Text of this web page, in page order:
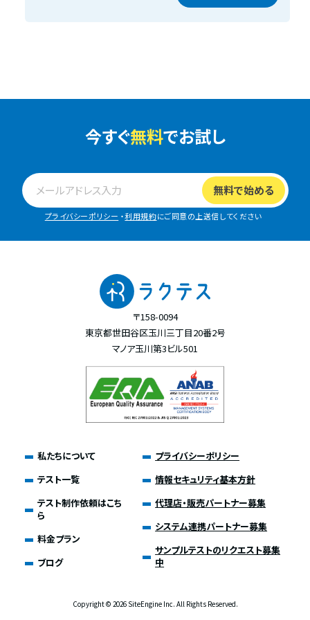
今すぐ無料でお試し
プライバシーポリシー ・利用規約にご同意の上送信してください
〒158-0094
東京都世田谷区玉川三丁目20番2号
マノア玉川第3ビル501
私たちについて
テスト一覧
テスト制作依頼はこち
ら
料金プラン
ブログ
プライバシーポリシー
情報セキュリティ基本方針
代理店・販売パートナー募集
システム連携パートナー募集
サンプルテストのリクエスト募集
中
Copyright © 2026 SiteEngine Inc. All Rights Reserved.